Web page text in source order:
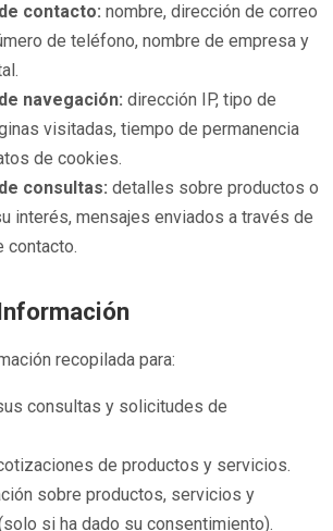
contacto: nombre, dirección de correo
de teléfono, nombre de empresa y
navegación: dirección IP, tipo de
visitadas, tiempo de permanencia
de cookies.
consultas: detalles sobre productos o
interés, mensajes enviados a través de
contacto.
recopilada para:
consultas y solicitudes de
de productos y servicios.
sobre productos, servicios y
si ha dado su consentimiento).